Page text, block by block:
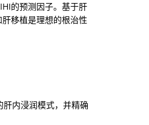
的预测因子。基于肝
移植是理想的根治性
肝内浸润模式，并精确